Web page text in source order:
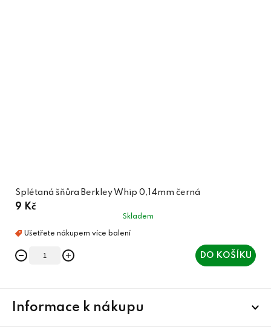
Splétaná šňůra Berkley Whip 0,14mm černá
9 Kč
Skladem
DO KOŠÍKU
Informace k nákupu